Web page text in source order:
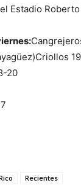
Estadio
20
Recientes